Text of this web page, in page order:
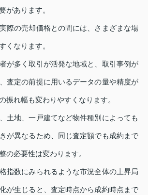
があります。
際の売却価格との間には、さまざまな場
くなります。
が多く取引が活発な地域と、取引事例が
査定の前提に用いるデータの量や精度が
振れ幅も変わりやすくなります。
土地、一戸建てなど物件種別によっても
が異なるため、同じ査定額でも成約まで
の必要性は変わります。
指数にみられるような市況全体の上昇局
が生じると、査定時点から成約時点まで